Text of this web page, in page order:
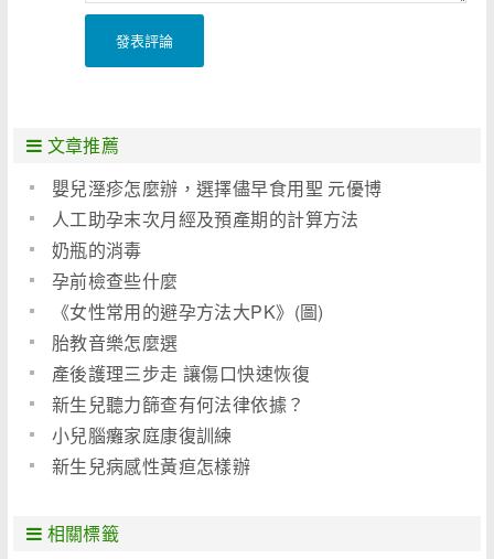
發表評論
文章推薦
嬰兒溼疹怎麼辦，選擇儘早食用聖 元優博
人工助孕末次月經及預產期的計算方法
奶瓶的消毒
孕前檢查些什麼
《女性常用的避孕方法大PK》(圖)
胎教音樂怎麼選
產後護理三步走 讓傷口快速恢復
新生兒聽力篩查有何法律依據？
小兒腦癱家庭康復訓練
新生兒病感性黃疸怎樣辦
相關標籤